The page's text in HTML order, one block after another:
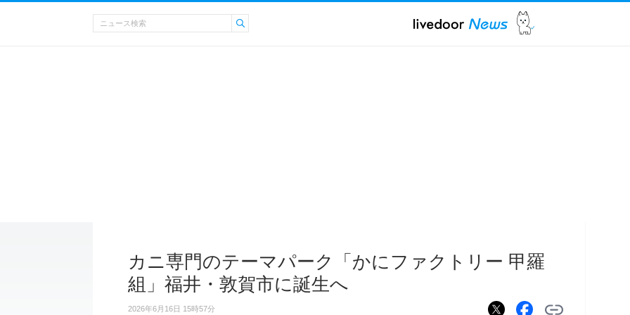
カニ専門のテーマパーク「かにファクトリー 甲羅
組」福井・敦賀市に誕生へ
2026年6月16日 15時57分